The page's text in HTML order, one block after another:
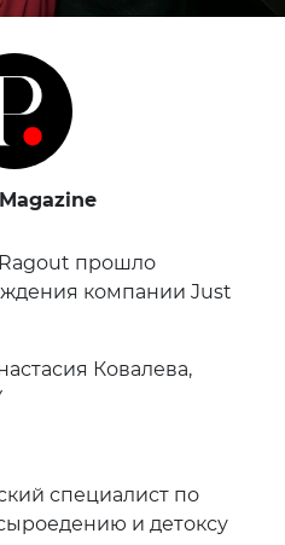
прошло
компании Just
Ковалева,
специалист по
и детоксу